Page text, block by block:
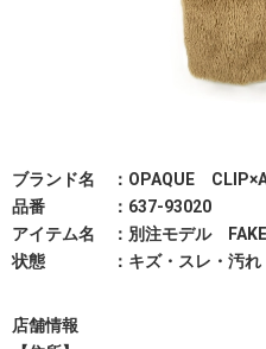
ブランド名 ：OPAQUE
品番 ：637-93020
アイテム名 ：別注モデル
状態 ：キズ・スレ・汚れ
店舗情報